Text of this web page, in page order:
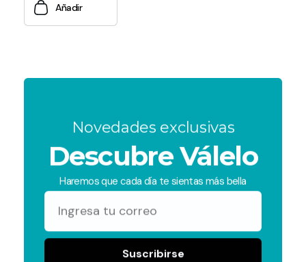
Añadir
Novedades exclusivas
Descubre Válelo
Haremos que cada día te sientas más bella
Suscribirse